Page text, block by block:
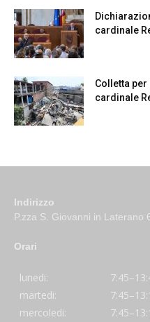
cardinale
Colletta per
cardinale
Indirizzo
P.zza S. Giovanni in Laterano
Orari
lunedi:
martedi:
mercoledi: